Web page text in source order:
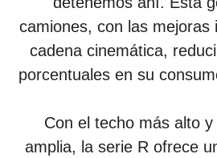
camiones, con las mejoras
cadena cinemática,
porcentuales en su
Con el techo más alto
amplia, la serie R ofrece